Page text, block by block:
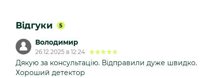
Відгуки 5
Володимир
26.12.2025 в 12:24
Дякую за консультацію. Відправили дуже швидко.
Хороший детектор